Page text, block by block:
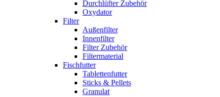
Durchlüfter Zubehör
Oxydator
Filter
Außenfilter
Innenfilter
Filter Zubehör
Filtermaterial
Fischfutter
Tablettenfutter
Sticks & Pellets
Granulat